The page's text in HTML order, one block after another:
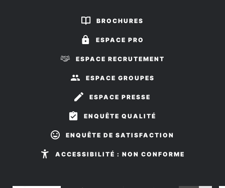
sur
BROCHURES
ESPACE PRO
ESPACE RECRUTEMENT
ESPACE GROUPES
ESPACE PRESSE
ENQUÊTE QUALITÉ
ENQUÊTE DE SATISFACTION
ACCESSIBILITÉ : NON CONFORME